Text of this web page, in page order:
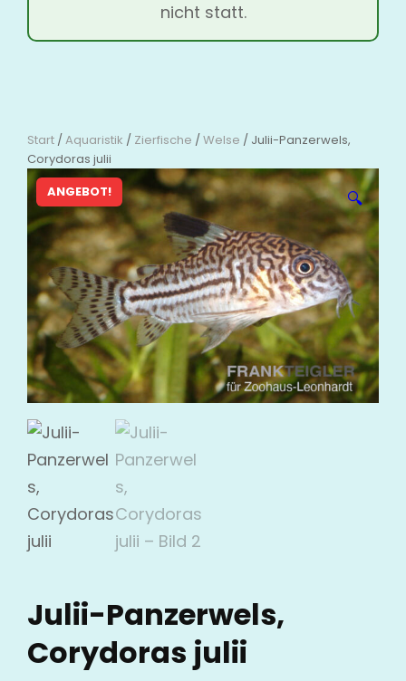
nicht statt.
Start /Aquaristik / Zierfische /Welse / Julii-Panzerwels,
Corydoras julii
ANGEBOT!
🔍
Julii-Panzerwels,
Corydoras julii